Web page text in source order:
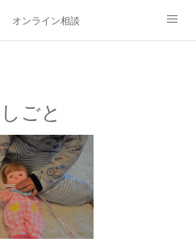
オンライン相談
ごと